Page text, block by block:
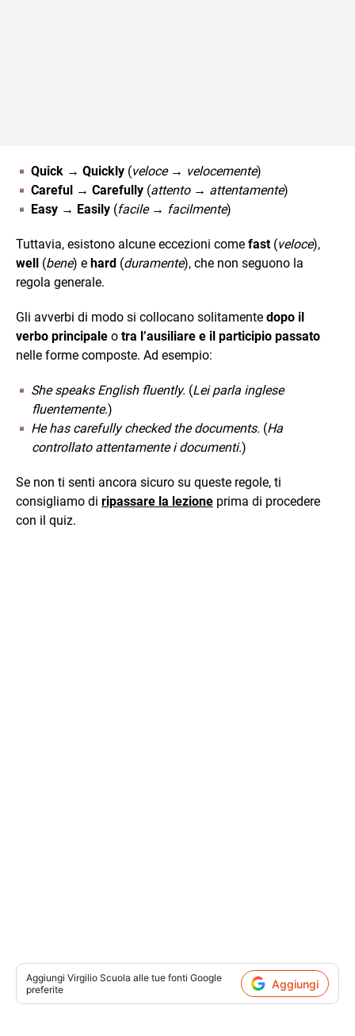
Quick → Quickly (veloce → velocemente)
Careful → Carefully (attento → attentamente)
Easy → Easily (facile → facilmente)
Tuttavia, esistono alcune eccezioni come fast(veloce),
well (bene) e hard (duramente), che non seguono la
regola generale.
Gli avverbi di modo si collocano solitamente dopo il
verbo principale o tra l’ausiliare e il participio passato
nelle forme composte. Ad esempio:
She speaks English fluently. (Lei parla inglese
fluentemente.)
He has carefully checked the documents. (Ha
controllato attentamente i documenti.)
Se non ti senti ancora sicuro su queste regole, ti
consigliamo di ripassare la lezione prima di procedere
con il quiz.
Aggiungi Virgilio Scuola alle tue fonti Google
preferite
Aggiungi